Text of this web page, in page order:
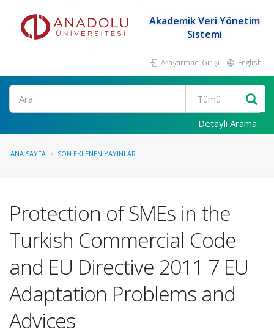
Akademik Veri Yönetim
Sistemi
Araştırmacı Girişi English
Ara
Detaylı Arama
ANA SAYFA SON EKLENEN YAYINLAR
Protection of SMEs in the
Turkish Commercial Code
and EU Directive 2011 7 EU
Adaptation Problems and
Advices